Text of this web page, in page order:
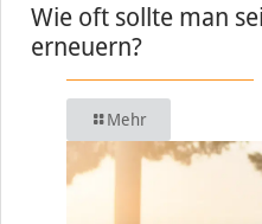
Wie oft sollte man
erneuern?
Mehr